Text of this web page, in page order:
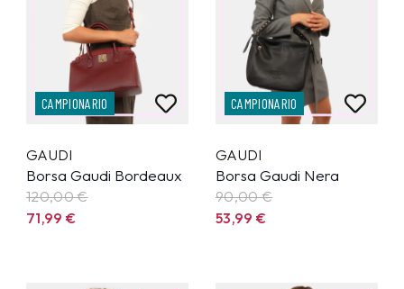
CAMPIONARIO
GAUDI
Borsa Gaudi Bordeaux
120,00 €
71,99€
CAMPIONARIO
GAUDI
Borsa Gaudi Nera
90,00 €
53,99€